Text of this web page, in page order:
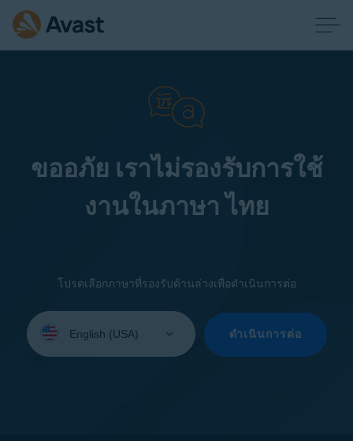
ขออภัย เราไม่รองรับการใช้
งานในภาษา ไทย
โปรดเลือกภาษาที่รองรับด้านล่างเพื่อดำเนินการต่อ
your
ดำเนินการต่อ